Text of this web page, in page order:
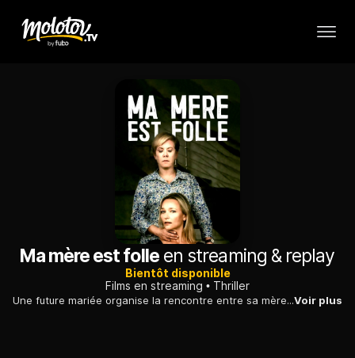
Ma mère est folleen streaming & replay
Bientôt disponible
Films en streaming
Thriller
Une future mariée organise la rencontre entre sa mère et sa belle-mère, qui la considère comme sa fille. Une compétition s'installe entre les deux femmes.Voir plus